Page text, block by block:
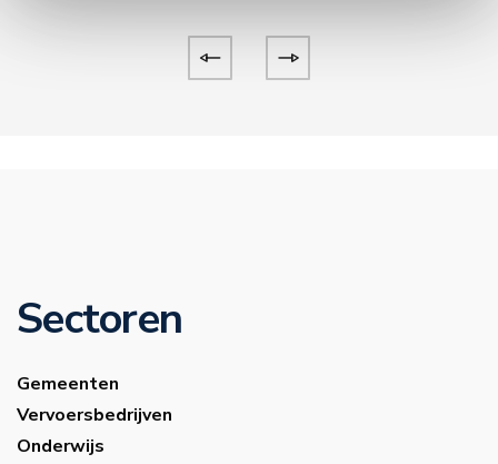
Sectoren
Gemeenten
Vervoersbedrijven
Onderwijs